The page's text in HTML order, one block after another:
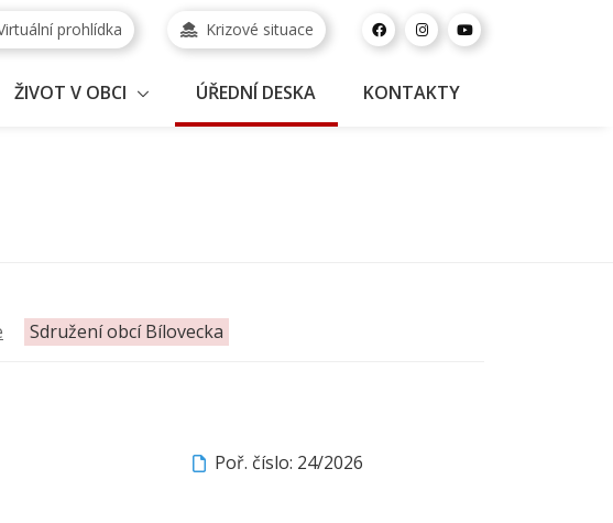
prohlídka Krizové situace
ŽIVOT V OBCI ÚŘEDNÍ DESKA KONTAKTY
Sdružení obcí Bílovecka
Poř. číslo: 24/2026